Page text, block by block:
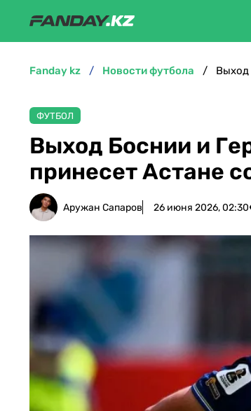
fanday kz новости футбола
ФУТБОЛ
Выход Боснии и
принесет Астане
Аружан Сапаров 26 июня 2026, 02:30